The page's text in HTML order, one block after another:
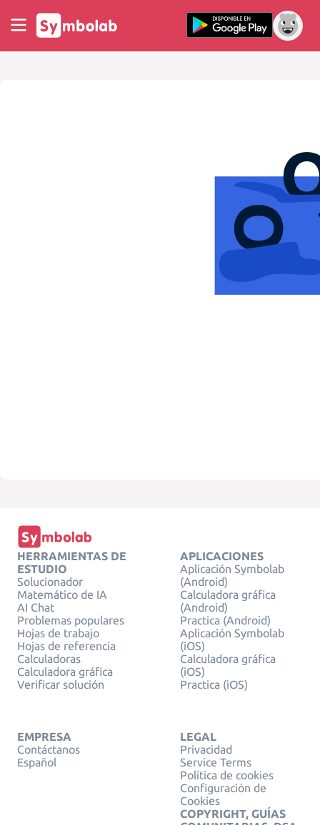
HERRAMIENTAS DE
ESTUDIO
Solucionador
Matemático de IA
AI Chat
Problemas populares
Hojas de trabajo
Hojas de referencia
Calculadoras
Calculadora gráfica
Verificar solución
APLICACIONES
Aplicación Symbolab
(Android)
Calculadora gráfica
(Android)
Practica (Android)
Aplicación Symbolab
(iOS)
Calculadora gráfica
(iOS)
Practica (iOS)
EMPRESA
Contáctanos
Español
LEGAL
Privacidad
Service Terms
Política de cookies
Configuración de
Cookies
COPYRIGHT, GUÍAS